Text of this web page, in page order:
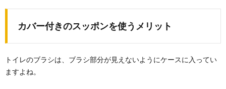
カバー付きのスッポンを使うメリット
トイレのブラシは、ブラシ部分が見えないようにケースに入ってい
ますよね。